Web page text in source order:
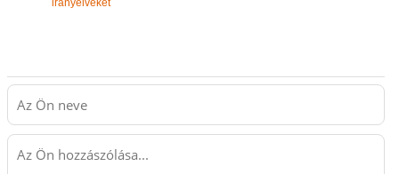
irányelveket